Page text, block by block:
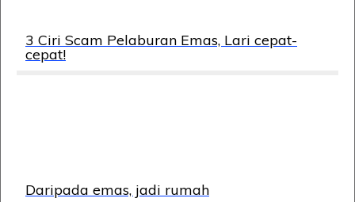
3 Ciri Scam Pelaburan Emas, Lari cepat-
cepat!
Daripada emas, jadi rumah